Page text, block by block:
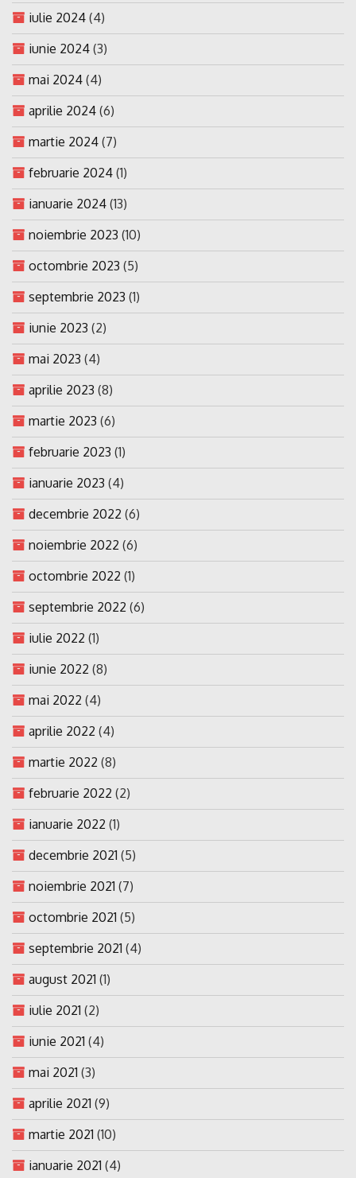
iulie 2024 (4)
iunie 2024 (3)
mai 2024 (4)
aprilie 2024 (6)
martie 2024 (7)
februarie 2024 (1)
ianuarie 2024 (13)
noiembrie 2023 (10)
octombrie 2023 (5)
septembrie 2023 (1)
iunie 2023 (2)
mai 2023 (4)
aprilie 2023 (8)
martie 2023 (6)
februarie 2023 (1)
ianuarie 2023 (4)
decembrie 2022 (6)
noiembrie 2022 (6)
octombrie 2022 (1)
septembrie 2022 (6)
iulie 2022 (1)
iunie 2022 (8)
mai 2022 (4)
aprilie 2022 (4)
martie 2022 (8)
februarie 2022 (2)
ianuarie 2022 (1)
decembrie 2021 (5)
noiembrie 2021 (7)
octombrie 2021 (5)
septembrie 2021 (4)
august 2021 (1)
iulie 2021 (2)
iunie 2021 (4)
mai 2021 (3)
aprilie 2021 (9)
martie 2021 (10)
ianuarie 2021 (4)